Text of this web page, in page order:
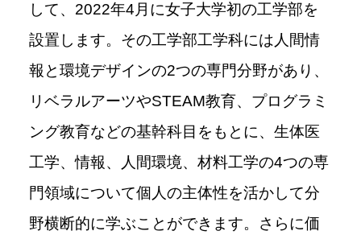
して、 2022年4月に女子大学初の工学部を
設置します。その工学部工学科には人間情
報と環境デザインの2つの専門分野があり、
リベラルアーツやSTEAM教育、プログラミ
ング教育などの基幹科目をもとに、生体医
工学、情報、人間環境、材料工学の4つの専
門領域について個人の主体性を活かして分
野横断的に学ぶことができます。さらに価